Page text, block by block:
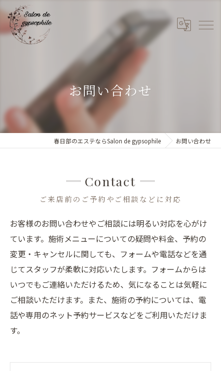
お問い合わせ
春日部のエステならSalon de gypsophile お問い合わせ
ご来店前のご予約やご相談などに対応
Contact
お客様のお問い合わせやご相談には明るい対応を心がけ
ています。施術メニューについての疑問や料金、予約の
変更・キャンセルに関しても、フォームや電話などを通
じてスタッフが柔軟に対応いたします。フォームからは
いつでもご連絡いただけるため、気になることは気軽に
ご相談いただけます。また、施術の予約については、電
話や専用のネット予約サービスなどをご利用いただけま
す。